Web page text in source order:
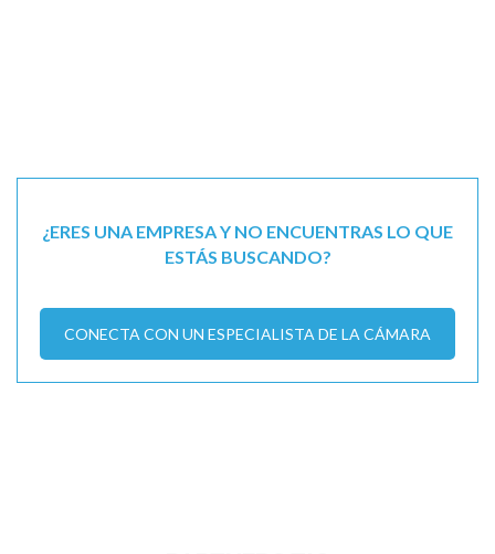
¿ERES UNA EMPRESA Y NO ENCUENTRAS LO QUE
ESTÁS BUSCANDO?
CONECTA CON UN ESPECIALISTA DE LA CÁMARA